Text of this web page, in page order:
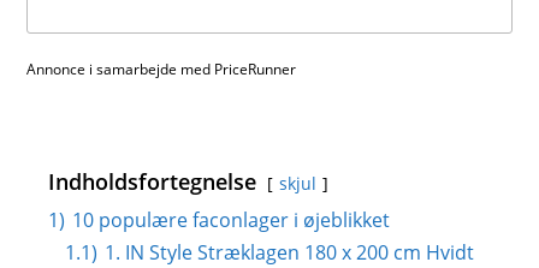
Annonce i samarbejde med PriceRunner
Indholdsfortegnelse skjul
1) 10 populære faconlager i øjeblikket
1.1) 1. IN Style Stræklagen 180 x 200 cm Hvidt